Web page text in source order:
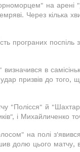
на арені
Через кілька
програних
в
призвів до того,
"Полісся" й
і Михайличенко
на полі
долю цього